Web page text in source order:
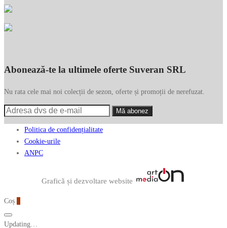
Abonează-te la ultimele oferte Suveran SRL
Nu rata cele mai noi colecții de sezon, oferte și promoții de nerefuzat.
Politica de confidențialitate
Cookie-urile
ANPC
Graficã și dezvoltare website
Coș
Updating…